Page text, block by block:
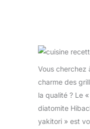
Vous cherchez
charme des
la qualité ? Le
diatomite
yakitori » est